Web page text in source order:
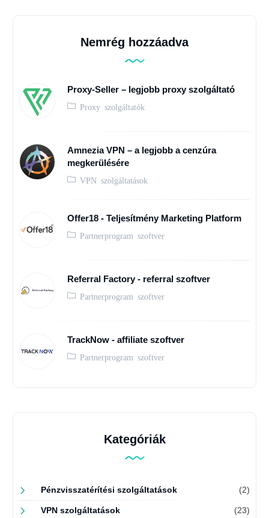
Nemrég hozzáadva
Proxy-Seller – legjobb proxy szolgáltató
Proxy szolgáltatók
Amnezia VPN – a legjobb a cenzúra
megkerülésére
VPN szolgáltatások
Offer18 - Teljesítmény Marketing Platform
Partnerprogram szoftver
Referral Factory - referral szoftver
Partnerprogram szoftver
TrackNow - affiliate szoftver
Partnerprogram szoftver
Kategóriák
Pénzvisszatérítési szolgáltatások (2)
VPN szolgáltatások (23)